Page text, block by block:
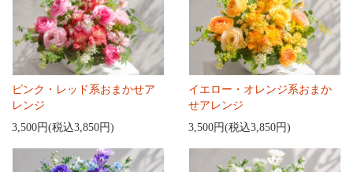
ピンク・レッド系おまかせア
レンジ
3,500円(税込3,850円)
イエロー・オレンジ系おまか
せアレンジ
3,500円(税込3,850円)